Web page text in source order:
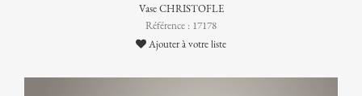
Vase CHRISTOFLE
Référence : 17178
Ajouter à votre liste